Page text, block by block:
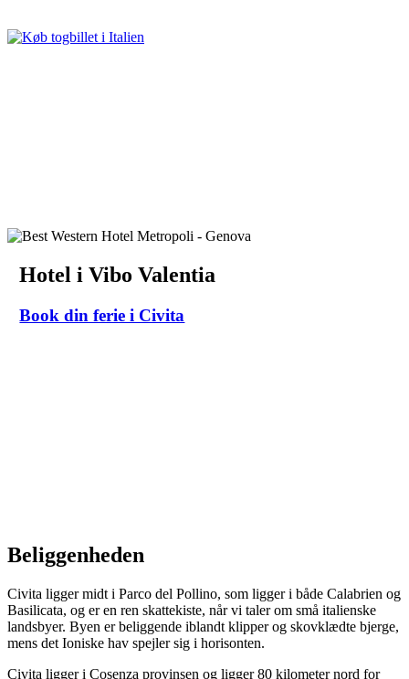
Hotel i Vibo Valentia
Book din ferie i Civita
Beliggenheden
Civita ligger midt i Parco del Pollino, som ligger i både Calabrien og
Basilicata, og er en ren skattekiste, når vi taler om små italienske
landsbyer. Byen er beliggende iblandt klipper og skovklædte bjerge,
mens det Ioniske hav spejler sig i horisonten.
Civita ligger i Cosenza provinsen og ligger 80 kilometer nord for